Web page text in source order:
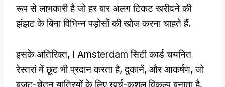
रूप से लाभकारी है जो हर बार अलग टिकट खरीदने की
झंझट के बिना विभिन्न पड़ोसों की खोज करना चाहते हैं.
इसके अतिरिक्त, I Amsterdam सिटी कार्ड चयनित
रेस्तरां में छूट भी प्रदान करता है, दुकानें, और आकर्षण, जो
बजट-चेतन यात्रियों के लिए खर्च-कुशल विकल्प बनाता है.